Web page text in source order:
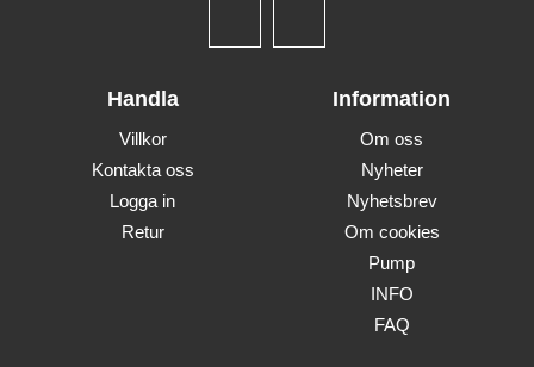
Handla
Villkor
Kontakta oss
Logga in
Retur
Information
Om oss
Nyheter
Nyhetsbrev
Om cookies
Pump
INFO
FAQ